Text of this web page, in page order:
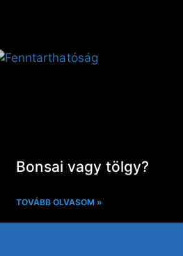
Bonsai vagy tölgy?
TOVÁBB OLVASOM »